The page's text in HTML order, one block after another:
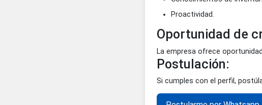
Manejo de
Atención al cliente
Manejo de
Conocimientos de